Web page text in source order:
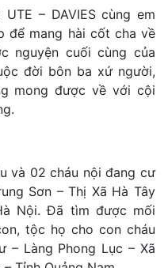
– DAVIES cùng em
để mang hài cốt cha về
nguyện cuối cùng của
đời bôn ba xứ người,
mong được về với cội
và 02 cháu nội đang cư
Sơn – Thị Xã Hà Tây
Nội. Đã tìm được mối
tộc họ cho con cháu
– Làng Phong Lục – Xã